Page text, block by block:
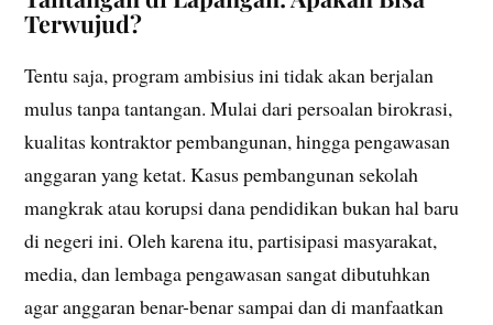
Terwujud?
Tentu saja, program ambisius ini tidak akan berjalan
mulus tanpa tantangan. Mulai dari persoalan birokrasi,
kualitas kontraktor pembangunan, hingga pengawasan
anggaran yang ketat. Kasus pembangunan sekolah
mangkrak atau korupsi dana pendidikan bukan hal baru
di negeri ini. Oleh karena itu, partisipasi masyarakat,
media, dan lembaga pengawasan sangat dibutuhkan
agar anggaran benar-benar sampai dan di manfaatkan